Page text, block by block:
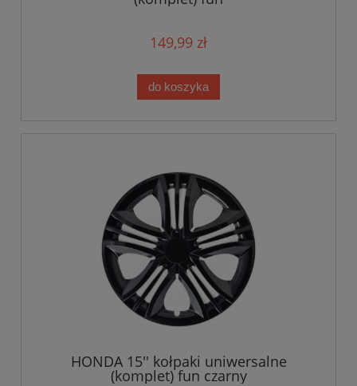
149,99 zł
do koszyka
HONDA 15'' kołpaki uniwersalne
(komplet) fun czarny